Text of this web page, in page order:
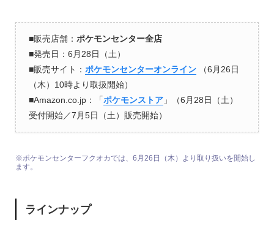
■販売店舗： ポケモンセンター全店
■発売日：6月28日（土）
■販売サイト： ポケモンセンターオンライン（6月26日
（木）10時より取扱開始）
■Amazon.co.jp：「ポケモンストア」（6月28日（土）
受付開始／7月5日（土）販売開始）
※ポケモンセンターフクオカでは、6月26日（木）より取り扱いを開始し
ます。
ラインナップ